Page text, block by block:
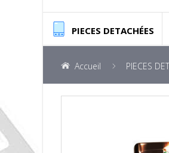
PIECES DETACHÉES
Accueil PIECES